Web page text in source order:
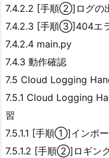
7.4.2.2 [手順②]ログの
7.4.2.3 [手順③]404エ
7.4.2.4 main.py
7.4.3 動作確認
7.5 Cloud Logging
7.5.1 Cloud Logging
習
7.5.1.1 [手順①]インポ
7.5.1.2 [手順②]ロギン